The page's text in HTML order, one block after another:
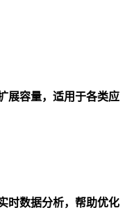
展容量，适用于各类应
时数据分析，帮助优化